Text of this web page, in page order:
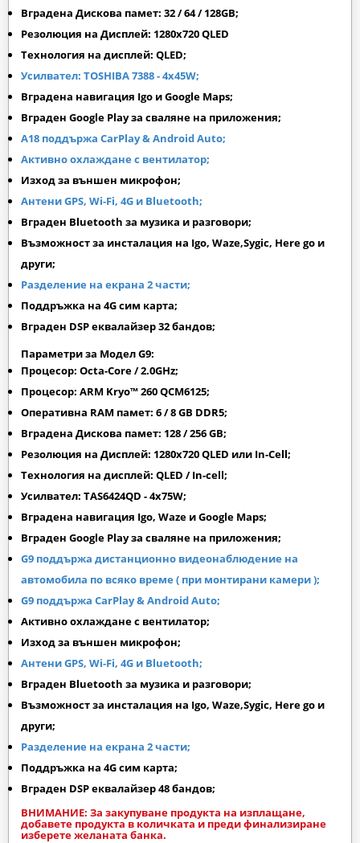
Вградена Дискова памет: 32 / 64 / 128GB;
Резолюция на Дисплей: 1280х720 QLED
Технология на дисплей: QLED;
Усилвател: TOSHIBA 7388 - 4x45W;
Вградена навигация Igo и Google Maps;
Вграден Google Playза сваляне на приложения;
A18 поддържа CarPlay & Android Auto;
Активно охлаждане с вентилатор;
Изход за външен микрофон;
Антени GPS, Wi-Fi, 4G и Bluetooth;
Вграден Bluetooth за музика и разговори;
Възможност за инсталация на Igo, Waze,Sygic, Here go и
други;
Разделение на екрана 2 части;
Поддръжка на 4G сим карта;
Вграден DSP еквалайзер 32 бандов;
Параметри за Модел G9:
Процесор: Octa-Core / 2.0GHz;
Процесор: ARM Kryo™ 260 QCM6125;
Оперативна RAM памет: 6 / 8 GB DDR5;
Вградена Дискова памет: 128 / 256 GB;
Резолюция на Дисплей: 1280х720 QLED или In-Cell;
Технология на дисплей: QLED / In-cell;
Усилвател: TAS6424QD - 4x75W;
Вградена навигация Igo, Waze и Google Maps;
Вграден Google Playза сваляне на приложения;
G9 поддържа дистанционно видеонаблюдение на
автомобила по всяко време ( при монтирани камери );
G9 поддържа CarPlay & Android Auto;
Активно охлаждане с вентилатор;
Изход за външен микрофон;
Антени GPS, Wi-Fi, 4G и Bluetooth;
Вграден Bluetooth за музика и разговори;
Възможност за инсталация на Igo, Waze,Sygic, Here go и
други;
Разделение на екрана 2 части;
Поддръжка на 4G сим карта;
Вграден DSP еквалайзер 48 бандов;
ВНИМАНИЕ: За закупуване продукта на изплащане,
добавете продукта в количката и преди финализиране
изберете желаната банка.